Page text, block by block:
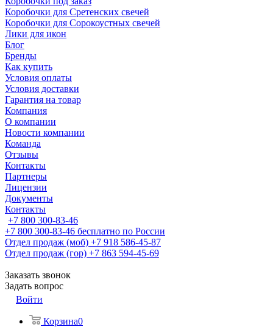
Коробочки для Сретенских свечей
Коробочки для Сорокоустных свечей
Лики для икон
Блог
Бренды
Как купить
Условия оплаты
Условия доставки
Гарантия на товар
Компания
О компании
Новости компании
Команда
Отзывы
Контакты
Партнеры
Лицензии
Документы
Контакты
+7 800 300-83-46
+7 800 300-83-46 бесплатно по России
Отдел продаж (моб) +7 918 586-45-87
Отдел продаж (гор) +7 863 594-45-69
Заказать звонок
Задать вопрос
Войти
Корзина0